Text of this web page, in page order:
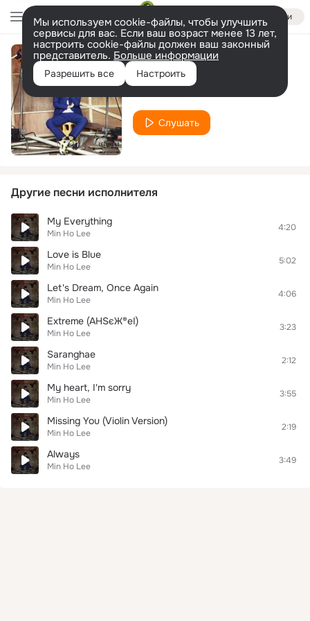
Войти
Мы используем cookie-файлы, чтобы улучшить
сервисы для вас. Если ваш возраст менее 13 лет,
настроить cookie-файлы должен ваш законный
представитель. Больше информации
Разрешить все Настроить
Goodbye My Love
Слушать
Другие песни исполнителя
My Everything
Min Ho Lee
4:20
Love is Blue
Min Ho Lee
5:02
Let's Dream, Once Again
Min Ho Lee
4:06
Extreme (АНЅєЖ®еІ)
Min Ho Lee
3:23
Saranghae
Min Ho Lee
2:12
My heart, I'm sorry
Min Ho Lee
3:55
Missing You (Violin Version)
Min Ho Lee
2:19
Always
Min Ho Lee
3:49